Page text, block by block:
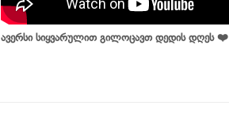
ავერსი სიყვარულით გილოცავთ დედის დღეს ❤️